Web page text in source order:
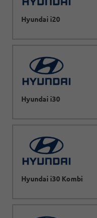
Hyundai i20
Hyundai i30
Hyundai i30 Kombi